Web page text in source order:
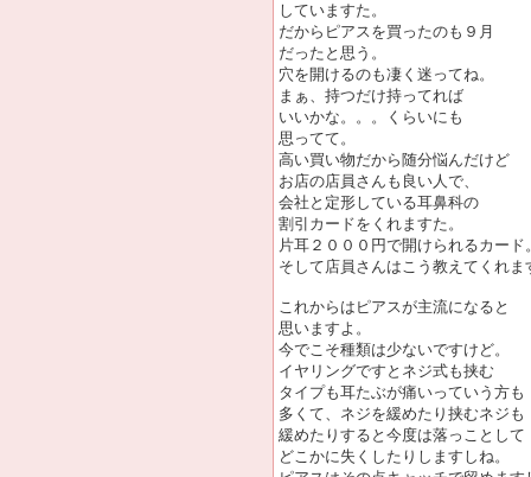
していますた。
だからピアスを買ったのも９月
だったと思う。
穴を開けるのも凄く迷ってね。
まぁ、持つだけ持ってれば
いいかな。。。くらいにも
思ってて。
高い買い物だから随分悩んだけど
お店の店員さんも良い人で、
会社と定形している耳鼻科の
割引カードをくれますた。
片耳２０００円で開けられるカード
そして店員さんはこう教えてくれま
これからはピアスが主流になると
思いますよ。
今でこそ種類は少ないですけど。
イヤリングですとネジ式も挟む
タイプも耳たぶが痛いっていう方も
多くて、ネジを緩めたり挟むネジも
緩めたりすると今度は落っことして
どこかに失くしたりしますしね。